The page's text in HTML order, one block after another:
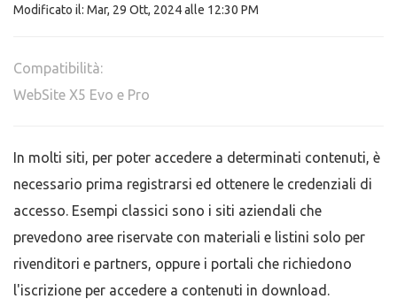
Modificato il: Mar, 29 Ott, 2024 alle 12:30 PM
Compatibilità:
WebSite X5 Evo e Pro
In molti siti, per poter accedere a determinati contenuti, è
necessario prima registrarsi ed ottenere le credenziali di
accesso. Esempi classici sono i siti aziendali che
prevedono aree riservate con materiali e listini solo per
rivenditori e partners, oppure i portali che richiedono
l'iscrizione per accedere a contenuti in download.